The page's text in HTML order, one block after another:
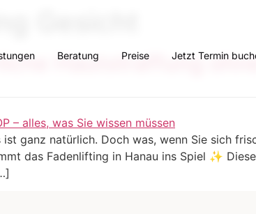
Beratung Preise Jetzt Termin
Hautstraffung
ganz natürlich. Doch was, wenn Sie sich
das Fadenlifting in Hanau ins Spiel ✨